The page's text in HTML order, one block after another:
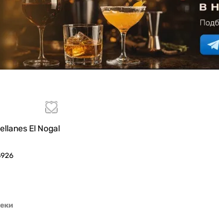
El Nogal